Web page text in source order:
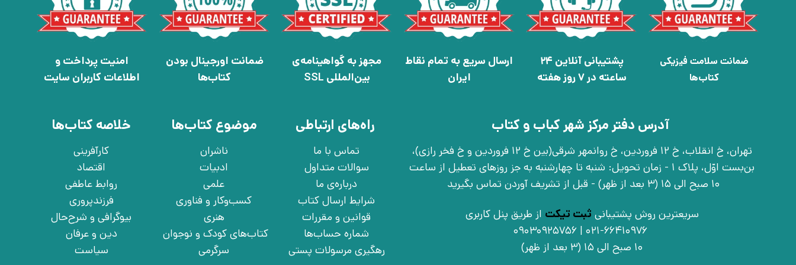
ضمانت سلامت فیزیکی
کتاب‌ها
پشتیبانی آنلاین 24
ساعته در 7 روز هفته
ارسال سریع به تمام نقاط
ایران
مجهز به گواهینامه‌ی
بین‌المللی SSL
ضمانت اورجینال بودن
کتاب‌ها
امنیت پرداخت و
اطلاعات کاربران سایت
آدرس دفتر مرکز شهر کباب و کتاب
تهران، خ انقلاب، خ 12 فروردین، خ روانمهر شرقی(بین خ 12 فروردین و خ فخر رازی)،
بن‌بست اوّل، پلاک 1 - زمان تحویل: شنبه تا چهارشنبه به جز روزهای تعطیل از ساعت
10 صبح الی 15 (3 بعد از ظهر) - قبل از تشریف آوردن تماس بگیرید
سریعترین روش پشتیبانی ثبت تیکت از طریق پنل کاربری
10 صبح الی 15 (3 بعد از ظهر)
راه‌های ارتباطی
تماس با ما
سوالات متداول
درباره‌ی ما
شرایط ارسال کتاب
قوانین و مقررات
شماره حساب‌ها
رهگیری مرسولات پستی
موضوع کتاب‌ها
ناشران
ادبیات
علمی
کسب‌وکار و فناوری
هنری
کتاب‌های کودک و نوجوان
سرگرمی
خلاصه کتاب‌ها
کارآفرینی
اقتصاد
روابط عاطفی
فرزندپروری
بیوگرافی و شرح‌حال
دین و عرفان
سیاست